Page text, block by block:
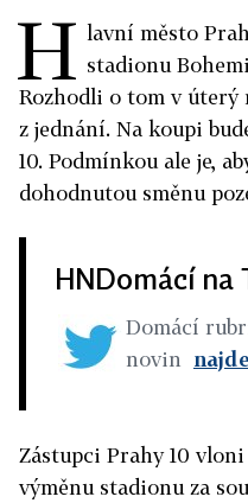
H lavní město
stadionu
Rozhodli o tom v úterý
z jednání. Na koupi
10. Podmínkou ale je,
dohodnutou směnu
HNDomácí na
Domácí
novin
Zástupci Prahy 10
výměnu stadionu za